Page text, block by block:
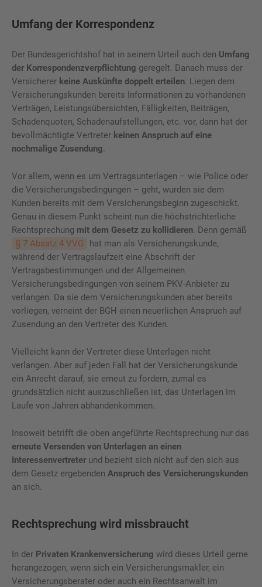
Umfang der Korrespondenz
Der Bundesgerichtshof hat in seinem Urteil auch den Umfang
der Korrespondenzverpflichtung geregelt. Danach muss der
Versicherer keine Auskünfte doppelt erteilen. Liegen dem
Versicherungskunden bereits Informationen zu vorhandenen
Verträgen, Leistungsübersichten, Fälligkeiten, Beiträgen,
Schadenquoten, Schadenaufstellungen, etc. vor, dann hat der
bevollmächtigte Vertreter keinen Anspruch auf eine
nochmalige Zusendung.
Vor allem, wenn es um Vertragsunterlagen – wie Police oder
die Versicherungsbedingungen – geht, wurden sie dem
Kunden bereits mit dem Versicherungsbeginn zugeschickt.
Genau in diesem Punkt scheint nun die höchstrichterliche
Rechtsprechung mit dem Gesetz zu kollidieren. Denn gemäß
§ 7 Absatz 4 VVG
hat man als Versicherungskunde,
während der Vertragslaufzeit eine Abschrift der
Vertragsbestimmungen und der Allgemeinen
Versicherungsbedingungen von seinem PKV-Anbieter zu
verlangen. Da sie dem Versicherungskunden aber bereits
vorliegen, verneint der BGH einen neuerlichen Anspruch auf
Zusendung an den Vertreter des Kunden.
Vielleicht kann der Vertreter diese Unterlagen nicht
verlangen. Aber auf jeden Fall hat der Versicherungskunde
ein Anrecht darauf, sie erneut zu fordern, zumal es
grundsätzlich nicht auszuschließen ist, das Unterlagen im
Laufe von Jahren abhandenkommen.
Insoweit betrifft die oben angeführte Rechtsprechung nur das
erneute Versenden von Unterlagen an einen
Interessenvertreter und bezieht sich nicht auf den sich aus
dem Gesetz ergebenden Anspruch des Versicherungskunden
an sich.
Rechtsprechung wird missbraucht
In der Privaten Krankenversicherung wird dieses Urteil gerne
herangezogen, wenn sich ein Versicherungsmakler, ein
Versicherungsberater oder auch ein Rechtsanwalt im